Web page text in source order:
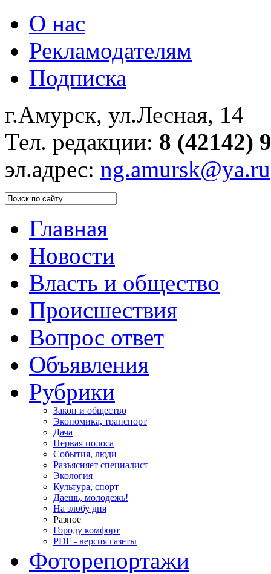
О нас
Рекламодателям
Подписка
г.Амурск, ул.Лесная, 14
Тел. редакции: 8 (42142)
эл.адрес: ng.amursk@ya.ru
Главная
Новости
Власть и общество
Происшествия
Вопрос ответ
Объявления
Рубрики
Закон и общество
Экономика, транспорт
Дача
Первая полоса
События, люди
Разъясняет специалист
Экология
Культура, спорт
Даешь, молодежь!
На злобу дня
Разное
Городу комфорт
PDF - версия газеты
Фоторепортажи